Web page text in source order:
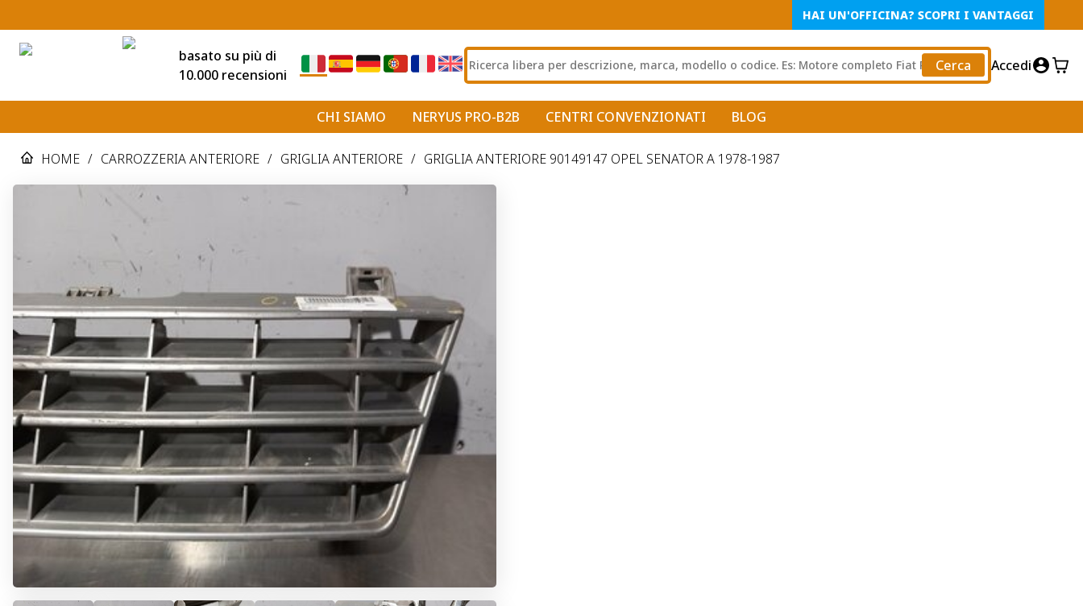
HAI UN'OFFICINA? SCOPRI I VANTAGGI
basato su più di
10.000 recensioni
Cerca Accedi
CHI SIAMO NERYUS PRO-B2B CENTRI CONVENZIONATI BLOG
HOME / CARROZZERIA ANTERIORE / GRIGLIA ANTERIORE / GRIGLIA ANTERIORE 90149147 OPEL SENATOR A 1978-1987